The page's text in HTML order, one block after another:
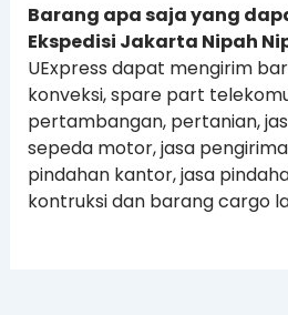
Barang apa saja yang
Ekspedisi Jakarta Nipah
UExpress dapat mengirim
konveksi, spare part
pertambangan, pertanian,
sepeda motor, jasa
pindahan kantor, jasa
kontruksi dan barang cargo